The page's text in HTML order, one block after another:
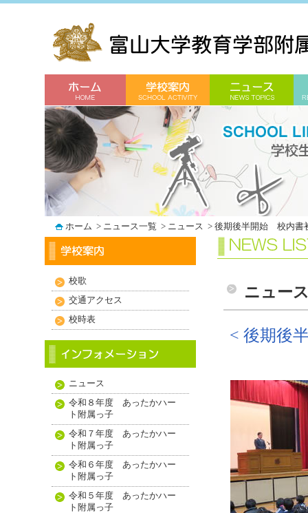
ホーム > ニュース一覧 > ニュース > 後期後半開始 校内書
ニュー
< 後期後
校歌
交通アクセス
校時表
ニュース
令和８年度 あったかハー
ト附属っ子
令和７年度 あったかハー
ト附属っ子
令和６年度 あったかハー
ト附属っ子
令和５年度 あったかハー
ト附属っ子